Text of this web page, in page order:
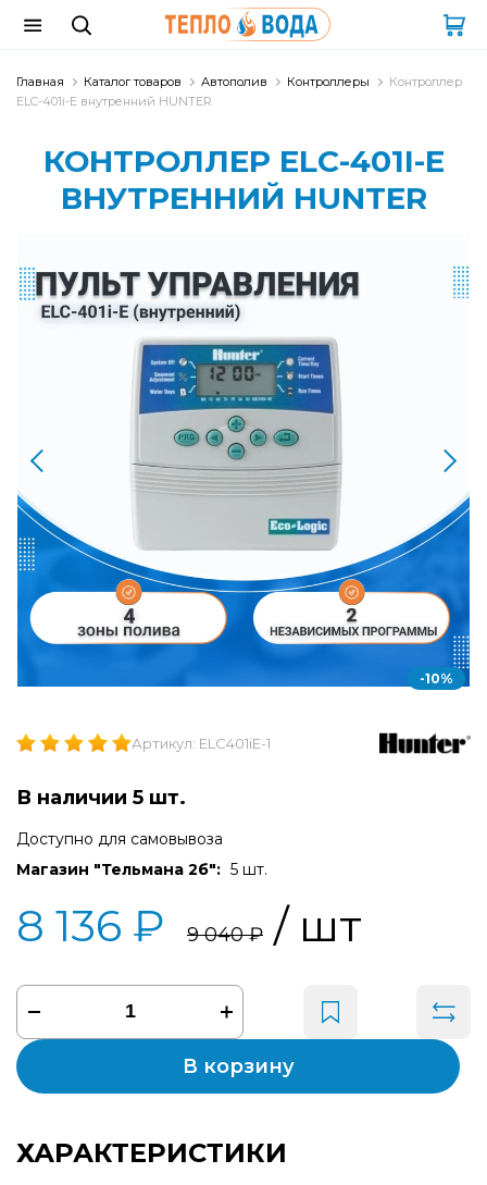
Главная Каталог товаров Автополив Контроллеры
Контроллер
ELC-401i-E внутренний HUNTER
КОНТРОЛЛЕР ELC-401I-E
ВНУТРЕННИЙ HUNTER
-10%
Артикул: ELC401iE-1
В наличии 5 шт.
Доступно для самовывоза
Магазин "Тельмана 2б": 5 шт.
8 136 ₽ 9 040 ₽ / шт
В корзину
ХАРАКТЕРИСТИКИ